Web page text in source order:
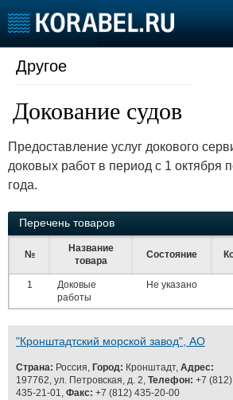
Судостроение
Новости
Репутация
Работа
Крюинг
Реклама
Продажа флота
Изделия
Материалы
Конференции
Выставки и семинары
Личности
Флот
Форум
Другое
Докование судов
Предоставление услуг докового
доковых работ в период с 1 октября
года.
Перечень товаров
№
Название
товара
Состояние
1
Доковые
работы
Не указано
"Кронштадтский морской завод", АО
Страна: Россия, Город: Кронштадт, Адрес:
197762, ул. Петровская, д. 2, Телефон: +7 (812)
435-21-01, Факс: +7 (812) 435-20-00